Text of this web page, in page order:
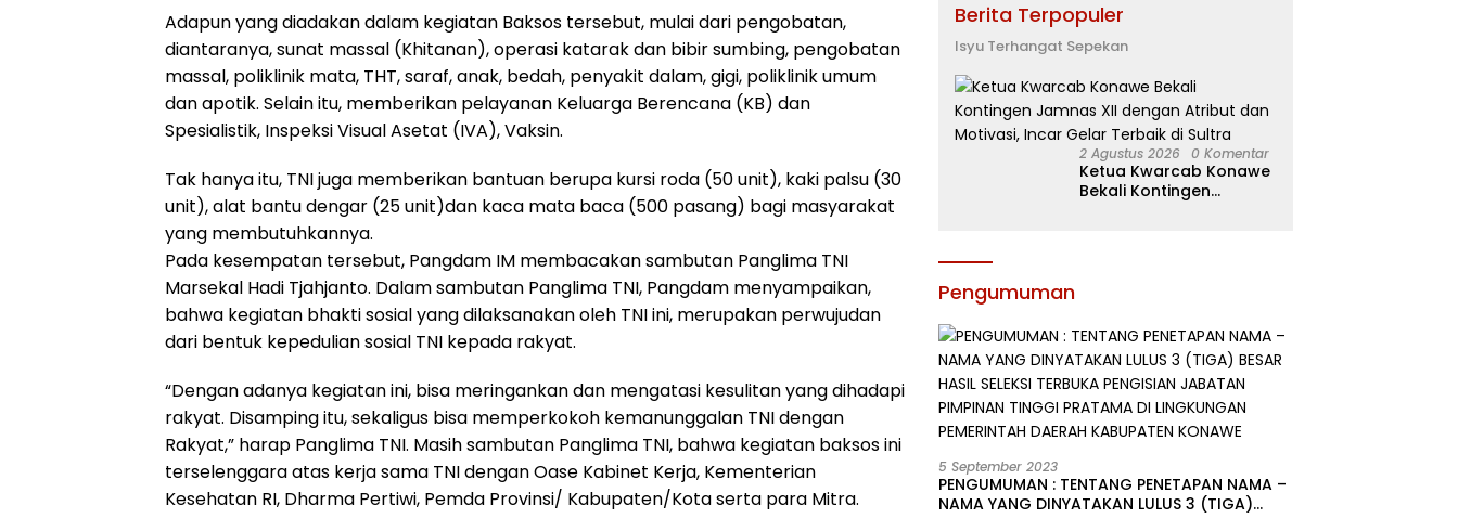
Adapun yang diadakan dalam kegiatan Baksos tersebut, mulai dari pengobatan,
diantaranya, sunat massal (Khitanan), operasi katarak dan bibir sumbing, pengobatan
massal, poliklinik mata, THT, saraf, anak, bedah, penyakit dalam, gigi, poliklinik umum
dan apotik. Selain itu, memberikan pelayanan Keluarga Berencana (KB) dan
Spesialistik, Inspeksi Visual Asetat (IVA), Vaksin.
Tak hanya itu, TNI juga memberikan bantuan berupa kursi roda (50 unit), kaki palsu (30
unit), alat bantu dengar (25 unit)dan kaca mata baca (500 pasang) bagi masyarakat
yang membutuhkannya.
Pada kesempatan tersebut, Pangdam IM membacakan sambutan Panglima TNI
Marsekal Hadi Tjahjanto. Dalam sambutan Panglima TNI, Pangdam menyampaikan,
bahwa kegiatan bhakti sosial yang dilaksanakan oleh TNI ini, merupakan perwujudan
dari bentuk kepedulian sosial TNI kepada rakyat.
“Dengan adanya kegiatan ini, bisa meringankan dan mengatasi kesulitan yang dihadapi
rakyat. Disamping itu, sekaligus bisa memperkokoh kemanunggalan TNI dengan
Rakyat,” harap Panglima TNI. Masih sambutan Panglima TNI, bahwa kegiatan baksos ini
terselenggara atas kerja sama TNI dengan Oase Kabinet Kerja, Kementerian
Kesehatan RI, Dharma Pertiwi, Pemda Provinsi/ Kabupaten/Kota serta para Mitra.
Berita Terpopuler
Isyu Terhangat Sepekan
2 Agustus 2026 0 Komentar
Ketua Kwarcab Konawe
Bekali Kontingen
Pengumuman
5 September 2023
PENGUMUMAN : TENTANG PENETAPAN NAMA –
NAMA YANG DINYATAKAN LULUS 3 (TIGA)